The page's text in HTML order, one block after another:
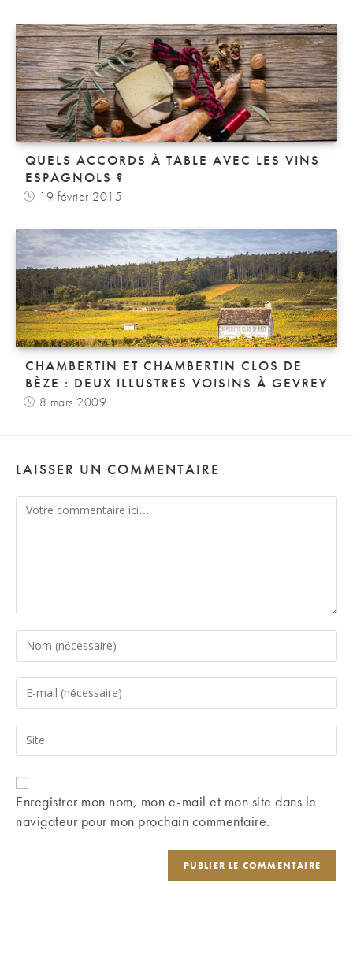
QUELS ACCORDS À TABLE AVEC LES VINS
ESPAGNOLS ?
19 février 2015
CHAMBERTIN ET CHAMBERTIN CLOS DE
BÈZE : DEUX ILLUSTRES VOISINS À GEVREY
8 mars 2009
LAISSER UN COMMENTAIRE
Comment
Enter
your
name
comment
Enter
your
email
address
Saisir
l’URL
votre
(facultatif)
Enregistrer mon nom, mon e-mail et mon site dans le
navigateur pour mon prochain commentaire.